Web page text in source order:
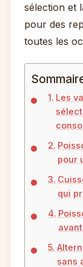
sélection et
pour des
toutes les
Les
pour
qui
sans